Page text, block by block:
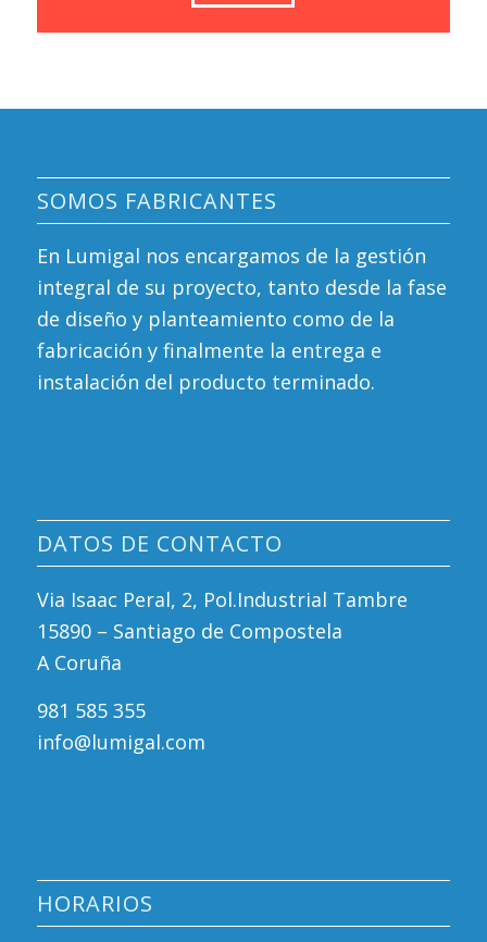
SOMOS FABRICANTES
En Lumigal nos encargamos de la gestión
integral de su proyecto, tanto desde la fase
de diseño y planteamiento como de la
fabricación y finalmente la entrega e
instalación del producto terminado.
DATOS DE CONTACTO
Via Isaac Peral, 2, Pol.Industrial Tambre
15890 – Santiago de Compostela
A Coruña
981 585 355
info@lumigal.com
HORARIOS